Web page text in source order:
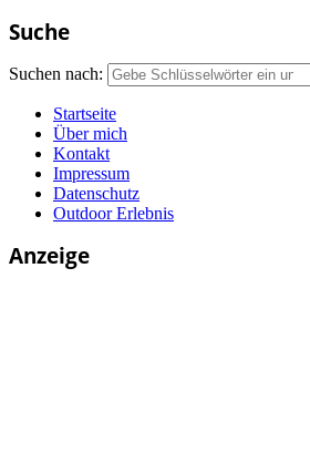
Suche
Suchen nach:
Startseite
Über mich
Kontakt
Impressum
Datenschutz
Outdoor Erlebnis
Anzeige